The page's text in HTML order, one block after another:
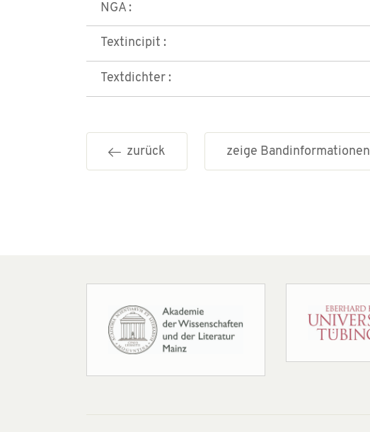
NGA :
Textincipit :
Textdichter :
zurück zeige Bandinformationen